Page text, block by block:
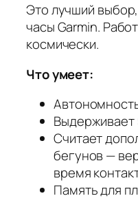
Это лучший
часы Garmin.
космически.
Что умеет:
Выдерживает
Считает
бегунов —
время
Память для